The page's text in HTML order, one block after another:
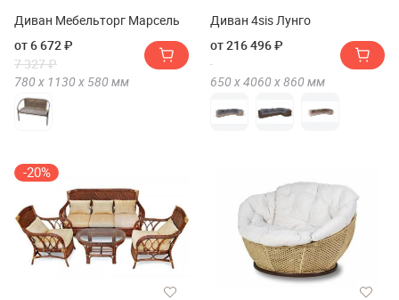
Диван Мебельторг Марсель
от 6 672 ₽
7 327 ₽
780 х 1130 х 580 мм
Диван 4sis Лунго
от 216 496 ₽
650 х4060 х860 мм
-20%